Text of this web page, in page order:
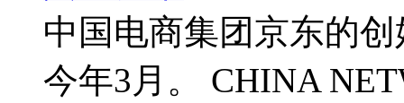
中国电商集团京东的
今年3月。 CHINA